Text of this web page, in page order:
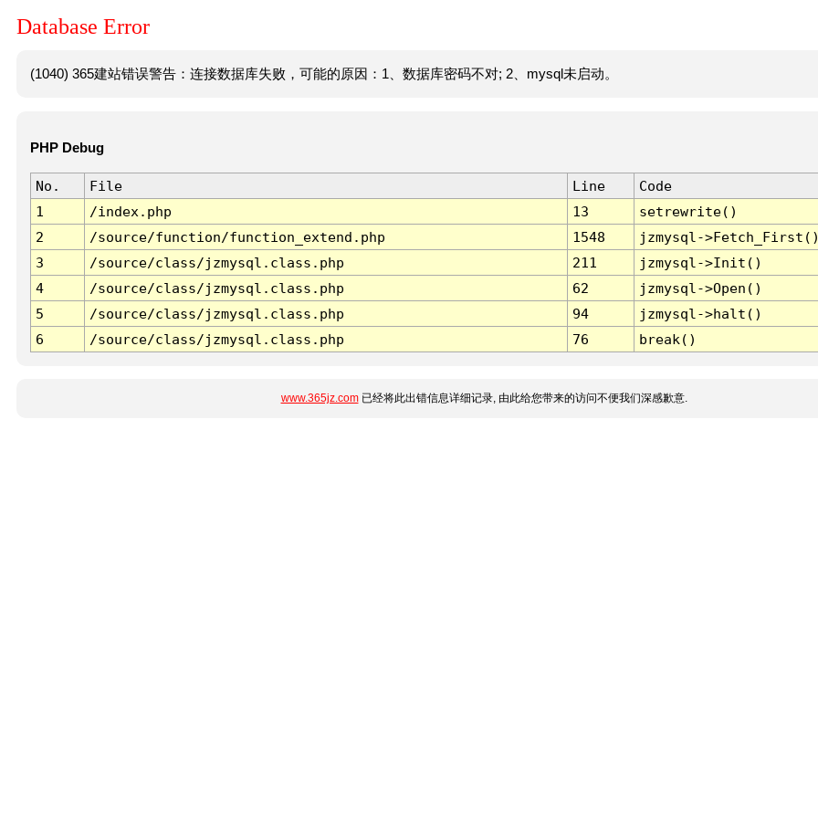
Database Error
(1040) 365建站错误警告：连接数据库失败，可能的原因：1、数据库密码不对; 2、mysql未启动。
PHP Debug
No. File Line
Code
1
/index.php 13
setrewrite()
2
/source/function/function_extend.php 1548
jzmysql-
3
/source/class/jzmysql.class.php 211
jzmysql->Init()
4
/source/class/jzmysql.class.php 62
jzmysql->Open()
5
/source/class/jzmysql.class.php 94
jzmysql->halt()
6
/source/class/jzmysql.class.php 76 break()
www.365jz.com已经将此出错信息详细记录, 由此给您带来的访问不便我们深感歉意.